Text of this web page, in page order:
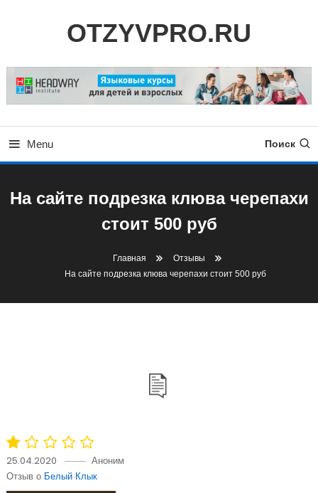
OTZYVPRO.RU
Menu Поиск
На сайте подрезка клюва черепахи
стоит 500 руб
Главная
Отзывы
На сайте подрезка клюва черепахи стоит 500 руб
25.04.2020 Аноним
Отзыв о Белый Клык